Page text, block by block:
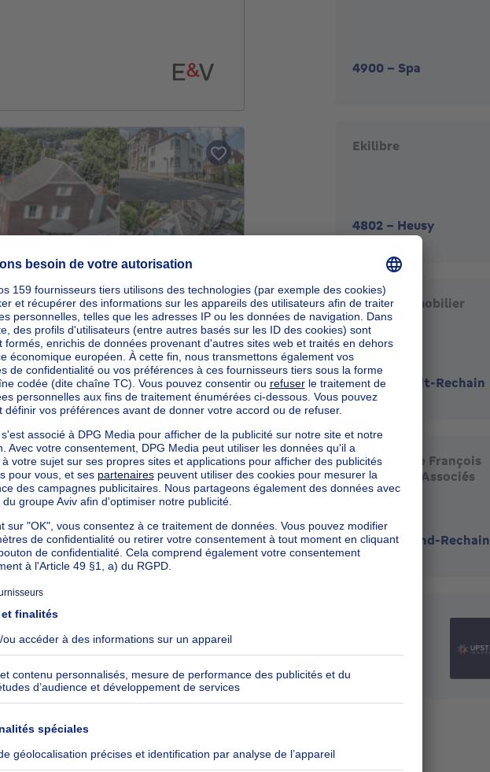
4900 - Spa
Ekilibre
4802 - Heusy
Noblué Immobilier
4800 Petit-Rechain
Immobilière François
Barbière & Associés
4650-Grand-Rechain